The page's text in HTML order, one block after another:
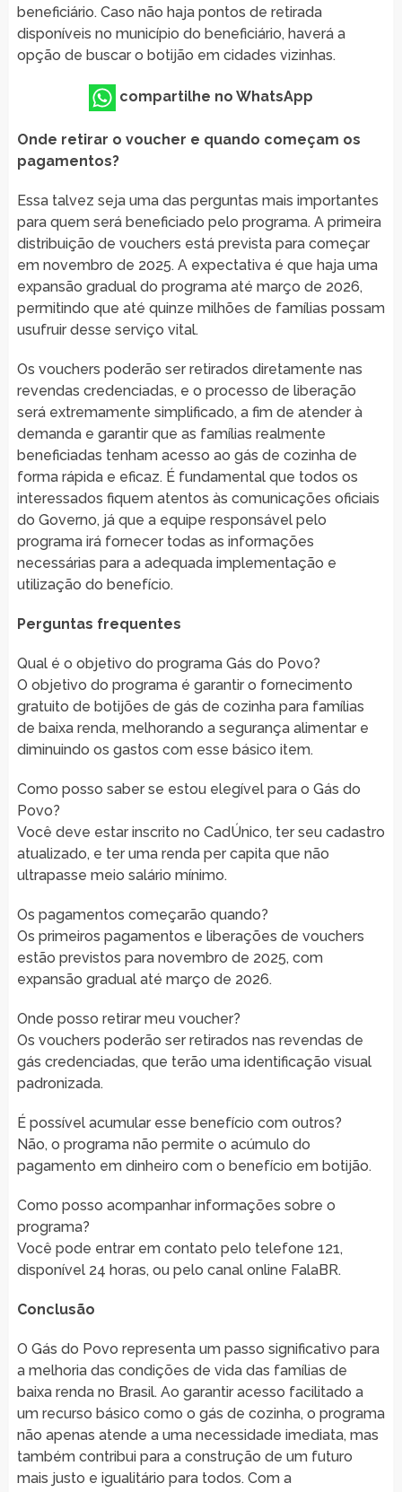
beneficiário. Caso não haja pontos de retirada
disponíveis no município do beneficiário, haverá a
opção de buscar o botijão em cidades vizinhas.
compartilhe no WhatsApp
Onde retirar o voucher e quando começam os
pagamentos?
Essa talvez seja uma das perguntas mais importantes
para quem será beneficiado pelo programa. A primeira
distribuição de vouchers está prevista para começar
em novembro de 2025. A expectativa é que haja uma
expansão gradual do programa até março de 2026,
permitindo que até quinze milhões de famílias possam
usufruir desse serviço vital.
Os vouchers poderão ser retirados diretamente nas
revendas credenciadas, e o processo de liberação
será extremamente simplificado, a fim de atender à
demanda e garantir que as famílias realmente
beneficiadas tenham acesso ao gás de cozinha de
forma rápida e eficaz. É fundamental que todos os
interessados fiquem atentos às comunicações oficiais
do Governo, já que a equipe responsável pelo
programa irá fornecer todas as informações
necessárias para a adequada implementação e
utilização do benefício.
Perguntas frequentes
Qual é o objetivo do programa Gás do Povo?
O objetivo do programa é garantir o fornecimento
gratuito de botijões de gás de cozinha para famílias
de baixa renda, melhorando a segurança alimentar e
diminuindo os gastos com esse básico item.
Como posso saber se estou elegível para o Gás do
Povo?
Você deve estar inscrito no CadÚnico, ter seu cadastro
atualizado, e ter uma renda per capita que não
ultrapasse meio salário mínimo.
Os pagamentos começarão quando?
Os primeiros pagamentos e liberações de vouchers
estão previstos para novembro de 2025, com
expansão gradual até março de 2026.
Onde posso retirar meu voucher?
Os vouchers poderão ser retirados nas revendas de
gás credenciadas, que terão uma identificação visual
padronizada.
É possível acumular esse benefício com outros?
Não, o programa não permite o acúmulo do
pagamento em dinheiro com o benefício em botijão.
Como posso acompanhar informações sobre o
programa?
Você pode entrar em contato pelo telefone 121,
disponível 24 horas, ou pelo canal online FalaBR.
Conclusão
O Gás do Povo representa um passo significativo para
a melhoria das condições de vida das famílias de
baixa renda no Brasil. Ao garantir acesso facilitado a
um recurso básico como o gás de cozinha, o programa
não apenas atende a uma necessidade imediata, mas
também contribui para a construção de um futuro
mais justo e igualitário para todos. Com a